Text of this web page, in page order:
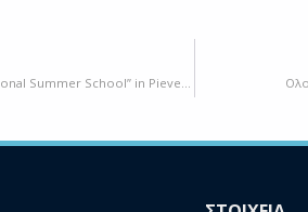
οριστικά ΑΠΟΤΕΛΕΣΜΑΤΑ στη δράση Erasmus+ BIP “5ο DS-FOOD International Summer School” in Pieve Tesino July 2025